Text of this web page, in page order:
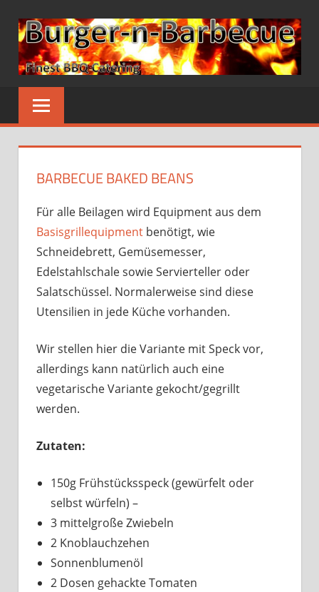
Inhalt
springen
N-
BARBECUE
BARBECUE BAKED BEANS
Für alle Beilagen wird Equipment aus dem
Basisgrillequipment benötigt, wie
Schneidebrett, Gemüsemesser,
Edelstahlschale sowie Servierteller oder
Salatschüssel. Normalerweise sind diese
Utensilien in jede Küche vorhanden.
Wir stellen hier die Variante mit Speck vor,
allerdings kann natürlich auch eine
vegetarische Variante gekocht/gegrillt
werden.
Zutaten:
150g Frühstücksspeck (gewürfelt oder
selbst würfeln) –
3 mittelgroße Zwiebeln
2 Knoblauchzehen
Sonnenblumenöl
2 Dosen gehackte Tomaten